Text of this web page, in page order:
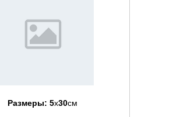
Размеры: 5x30см